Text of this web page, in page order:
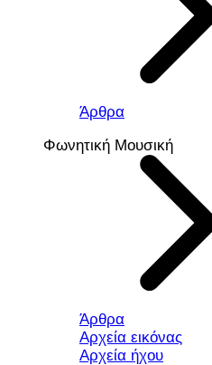
Άρθρα
Φωνητική Μουσική
Άρθρα
Αρχεία εικόνας
Αρχεία ήχου